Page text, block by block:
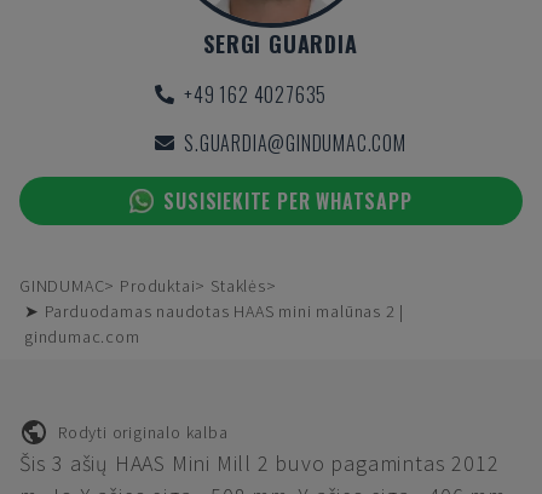
SERGI GUARDIA
+49 162 4027635
S.GUARDIA@GINDUMAC.COM
SUSISIEKITE PER WHATSAPP
GINDUMAC Produktai
Staklės
➤ Parduodamas naudotas HAAS mini malūnas 2 |
gindumac.com
Rodyti originalo kalba
Šis 3 ašių HAAS Mini Mill 2 buvo pagamintas 2012